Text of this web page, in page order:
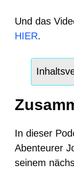
Und das
HIER.
In dieser
Abenteurer
seinem